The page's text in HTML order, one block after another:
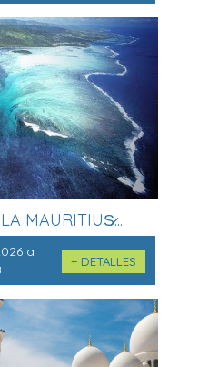
MAURITIUS̷...
a
+ DETALLES